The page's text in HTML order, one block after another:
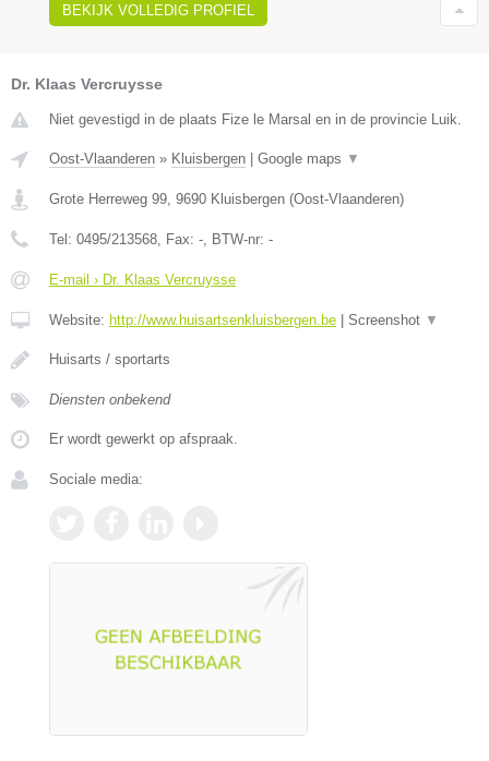
BEKIJK VOLLEDIG PROFIEL
Dr. Klaas Vercruysse
Niet gevestigd in de plaats Fize le Marsal en in de provincie Luik.
Oost-Vlaanderen » Kluisbergen Google maps ▼
Grote Herreweg 99 9690 Kluisbergen (Oost-Vlaanderen)
Tel: 0495/213568 , Fax: - , BTW-nr: -
E-mail › Dr. Klaas Vercruysse
Website: http://www.huisartsenkluisbergen.be Screenshot ▼
Huisarts / sportarts
Diensten onbekend
Er wordt gewerkt op afspraak.
Sociale media: